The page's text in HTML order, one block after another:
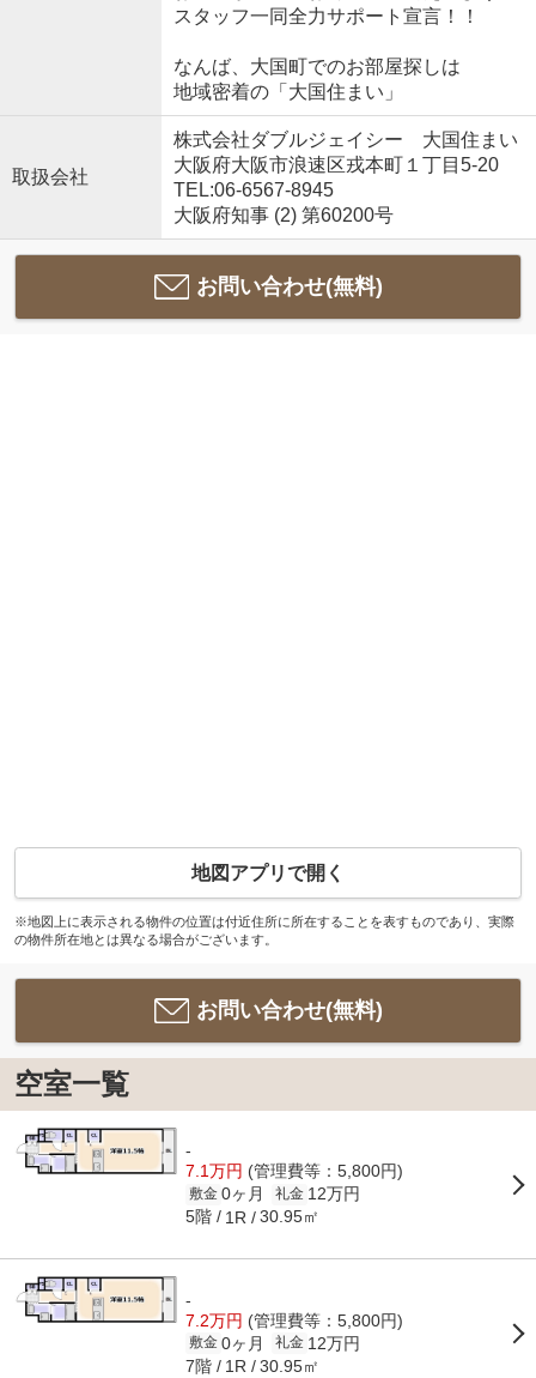
スタッフ一同全力サポート宣言！！
なんば、大国町でのお部屋探しは
地域密着の「大国住まい」
取扱会社
株式会社ダブルジェイシー 大国住まい
大阪府大阪市浪速区戎本町１丁目5-20
TEL:06-6567-8945
大阪府知事 (2) 第60200号
お問い合わせ(無料)
地図アプリで開く
※地図上に表示される物件の位置は付近住所に所在することを表すものであり、実際
の物件所在地とは異なる場合がございます。
お問い合わせ(無料)
空室一覧
-
7.1万円 (管理費等：5,800円)
敷金 0ヶ月 礼金 12万円
5階 1R 30.95㎡
-
7.2万円 (管理費等：5,800円)
敷金 0ヶ月 礼金 12万円
7階 1R 30.95㎡